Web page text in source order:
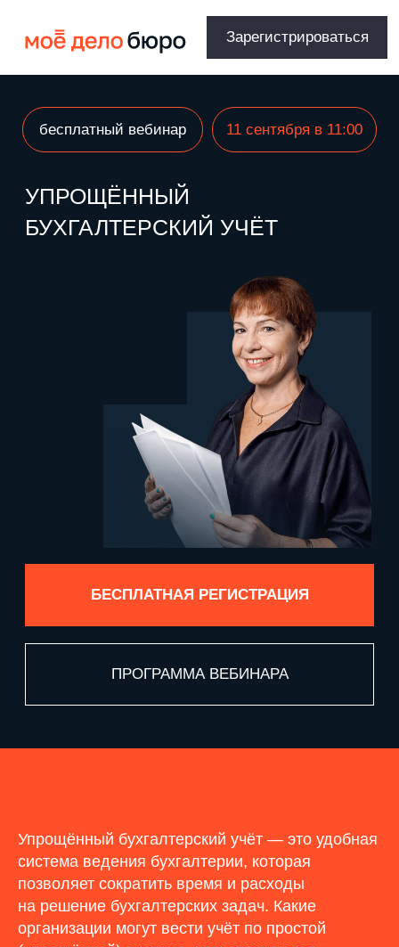
УПРОЩЁННЫЙ
БЕСПЛАТНАЯ РЕГИСТРАЦИЯ
ПРОГРАММА ВЕБИНАРА
Упрощённый бухгалтерский учёт — это удобная
система ведения бухгалтерии, которая
позволяет сократить время и расходы
на решение бухгалтерских задач. Какие
организации могут вести учёт по простой